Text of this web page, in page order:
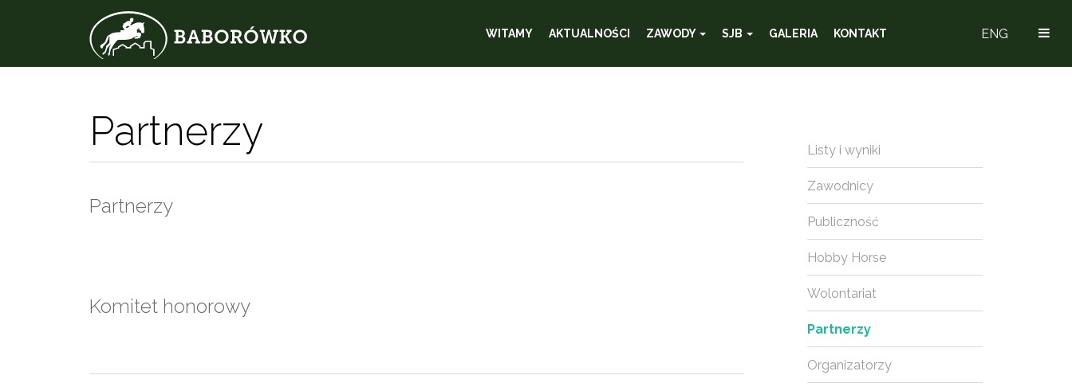
ENG
WITAMY AKTUALNOŚCI ZAWODY SJB GALERIA KONTAKT
Partnerzy
Partnerzy
Komitet honorowy
Listy i wyniki
Zawodnicy
Publiczność
Hobby Horse
Wolontariat
Partnerzy
Organizatorzy